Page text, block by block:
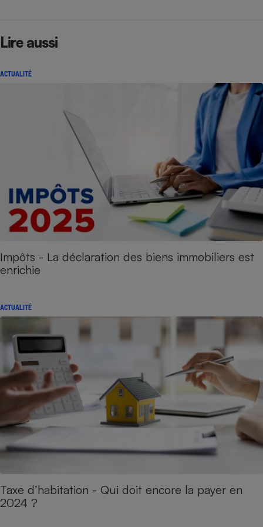
Lire aussi
ACTUALITÉ
Impôts - La déclaration des biens immobiliers est
enrichie
ACTUALITÉ
Taxe d’habitation - Qui doit encore la payer en
2024 ?